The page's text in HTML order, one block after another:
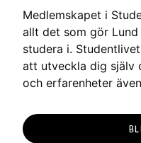
Medlemskapet i
allt det som gör
studera i.
att utveckla dig själv
och erfarenheter